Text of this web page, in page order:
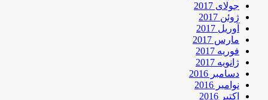
جولای 2017
ژوئن 2017
آوریل 2017
مارس 2017
فوریه 2017
ژانویه 2017
دسامبر 2016
نوامبر 2016
اکتبر 2016